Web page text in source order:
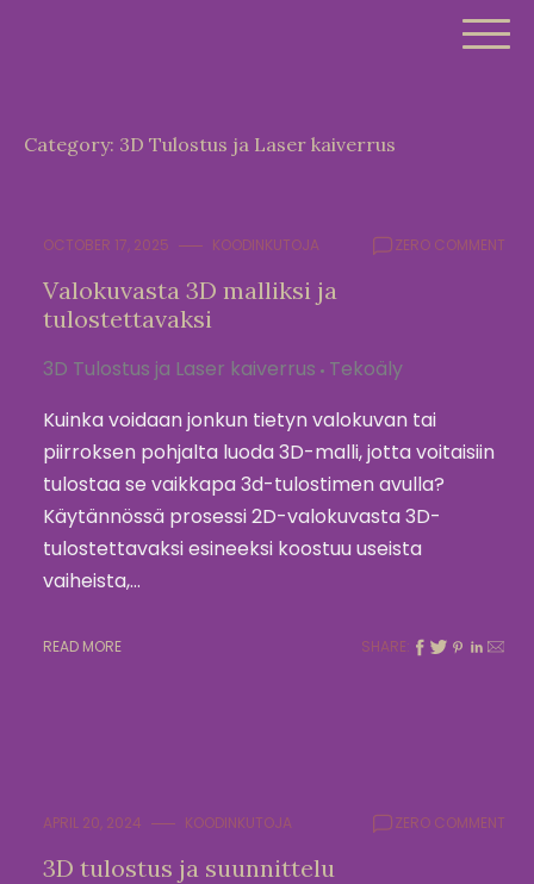
Category: 3D Tulostus ja Laser kaiverrus
OCTOBER 17, 2025 KOODINKUTOJA ZERO COMMENT
Valokuvasta 3D malliksi ja
tulostettavaksi
3D Tulostus ja Laser kaiverrus Tekoäly
Kuinka voidaan jonkun tietyn valokuvan tai
piirroksen pohjalta luoda 3D-malli, jotta voitaisiin
tulostaa se vaikkapa 3d-tulostimen avulla?
Käytännössä prosessi 2D-valokuvasta 3D-
tulostettavaksi esineeksi koostuu useista
vaiheista,…
READ MORE SHARE:
APRIL 20, 2024 KOODINKUTOJA ZERO COMMENT
3D tulostus ja suunnittelu